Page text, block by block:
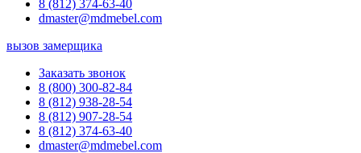
8 (812) 374-63-40
dmaster@mdmebel.com
вызов замерщика
Заказать звонок
8 (800) 300-82-84
8 (812) 938-28-54
8 (812) 907-28-54
8 (812) 374-63-40
dmaster@mdmebel.com